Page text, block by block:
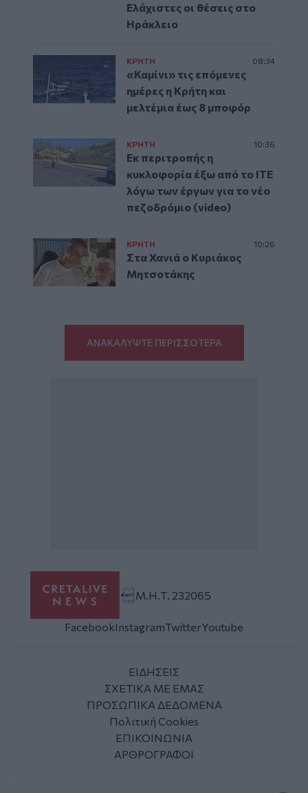
Ελάχιστες οι θέσεις στο
Ηράκλειο
ΚΡΗΤΗ 08:34
«Καμίνι» τις επόμενες
ημέρες η Κρήτη και
μελτέμια έως 8 μποφόρ
ΚΡΗΤΗ 10:36
Εκ περιτροπής η
κυκλοφορία έξω από το ΙΤΕ
λόγω των έργων για το νέο
πεζοδρόμιο (video)
ΚΡΗΤΗ 10:26
Στα Χανιά ο Κυριάκος
Μητσοτάκης
ΑΝΑΚΑΛΥΨΤΕ ΠΕΡΙΣΣΟΤΕΡΑ
Μ.Η.Τ. 232065
FacebookInstagramTwitterYoutube
ΕΙΔΗΣΕΙΣ
ΣΧΕΤΙΚΑ ΜΕ ΕΜΑΣ
ΠΡΟΣΩΠΙΚΑ ΔΕΔΟΜΕΝΑ
Πολιτική Cookies
ΕΠΙΚΟΙΝΩΝΙΑ
ΑΡΘΡΟΓΡΑΦΟΙ